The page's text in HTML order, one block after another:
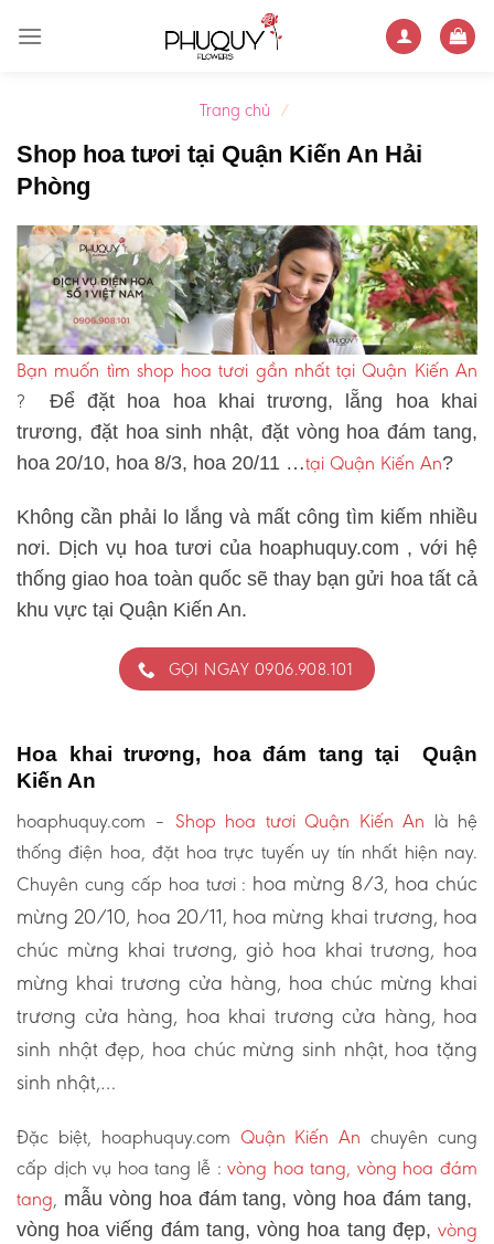
Trang chủ /
Shop hoa tươi tại Quận Kiến An Hải
Phòng
Bạn muốn tìm shop hoa tươi gần nhất tại Quận Kiến An
? Để đặt hoa hoa khai trương, lẵng hoa khai
trương, đặt hoa sinh nhật, đặt vòng hoa đám tang,
hoa 20/10, hoa 8/3, hoa 20/11 …tại Quận Kiến An?
Không cần phải lo lắng và mất công tìm kiếm nhiều
nơi. Dịch vụ hoa tươi của hoaphuquy.com , với hệ
thống giao hoa toàn quốc sẽ thay bạn gửi hoa tất cả
khu vực tại Quận Kiến An.
GỌI NGAY 0906.908.101
Hoa khai trương, hoa đám tang tại Quận
Kiến An
hoaphuquy.com – Shop hoa tươi Quận Kiến An là hệ
thống điện hoa, đặt hoa trực tuyến uy tín nhất hiện nay.
Chuyên cung cấp hoa tươi : hoa mừng 8/3, hoa chúc
mừng 20/10, hoa 20/11, hoa mừng khai trương, hoa
chúc mừng khai trương, giỏ hoa khai trương, hoa
mừng khai trương cửa hàng, hoa chúc mừng khai
trương cửa hàng, hoa khai trương cửa hàng, hoa
sinh nhật đẹp, hoa chúc mừng sinh nhật, hoa tặng
sinh nhật,…
Đặc biệt, hoaphuquy.com Quận Kiến An chuyên cung
cấp dịch vụ hoa tang lễ :vòng hoa tang, vòng hoa đám
tang, mẫu vòng hoa đám tang, vòng hoa đám tang,
vòng hoa viếng đám tang, vòng hoa tang đẹp, vòng